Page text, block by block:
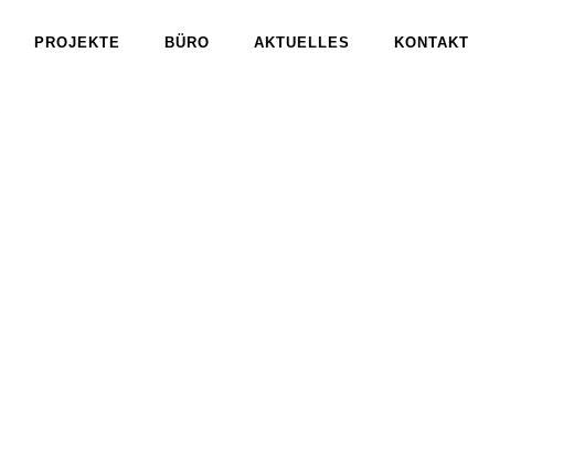
PROJEKTE BÜRO AKTUELLES KONTAKT